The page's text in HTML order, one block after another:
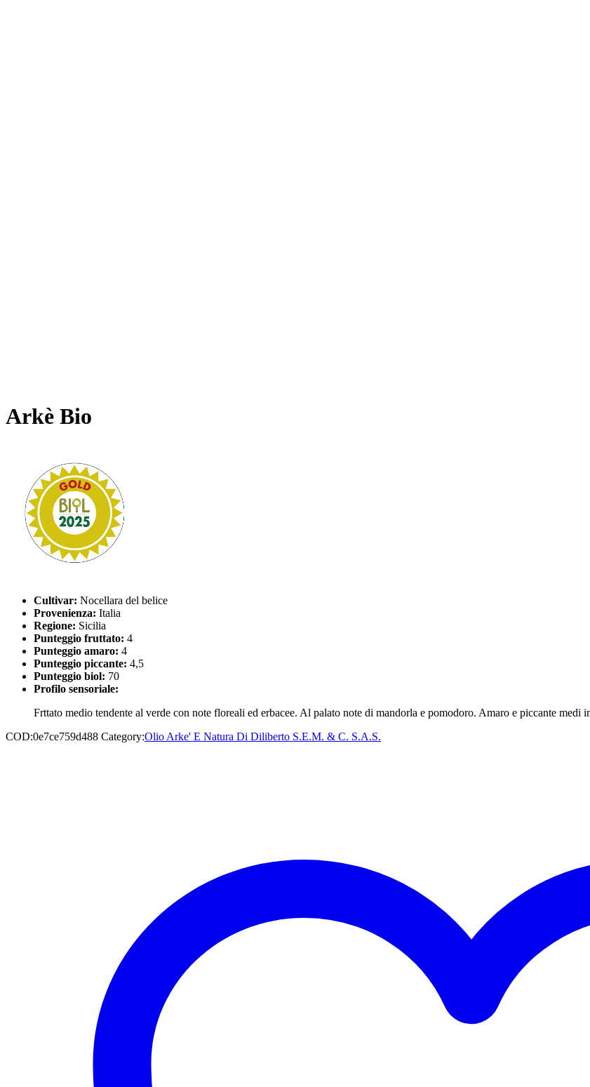
Arkè Bio
Cultivar: Nocellara del belice
Provenienza: Italia
Regione: Sicilia
Punteggio fruttato: 4
Punteggio amaro: 4
Punteggio piccante: 4,5
Punteggio biol: 70
Profilo sensoriale:
Frttato medio tendente al verde con note floreali ed erbacee. Al palato note di mandorla e pomodoro. Amaro e piccante medi
COD:0e7ce759d488 Category:Olio Arke' E Natura Di Diliberto S.E.M. & C. S.A.S.